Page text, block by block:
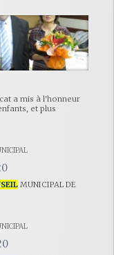
a mis à l'honneur
et plus
MUNICIPAL DE